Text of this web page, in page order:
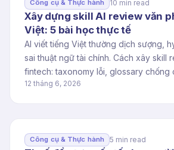
Công cụ & Thực hành 10 min read
Xây dựng skill AI review văn
Việt: 5 bài học thực tế
AI viết tiếng Việt thường dịch sượng,
sai thuật ngữ tài chính. Cách xây skill
fintech: taxonomy lỗi, glossary chống
12 tháng 6, 2026
Công cụ & Thực hành 5 min read